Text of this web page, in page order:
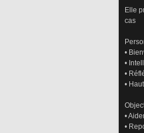
Elle
cas
•
•
•
•
•
•